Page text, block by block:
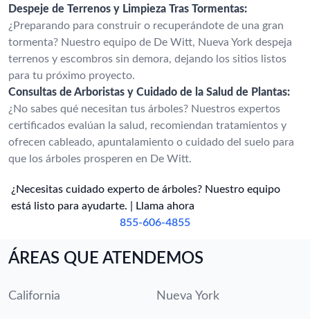
Despeje de Terrenos y Limpieza Tras Tormentas:
¿Preparando para construir o recuperándote de una gran
tormenta? Nuestro equipo de De Witt, Nueva York despeja
terrenos y escombros sin demora, dejando los sitios listos
para tu próximo proyecto.
Consultas de Arboristas y Cuidado de la Salud de Plantas:
¿No sabes qué necesitan tus árboles? Nuestros expertos
certificados evalúan la salud, recomiendan tratamientos y
ofrecen cableado, apuntalamiento o cuidado del suelo para
que los árboles prosperen en De Witt.
¿Necesitas cuidado experto de árboles? Nuestro equipo
está listo para ayudarte. | Llama ahora
855-606-4855
ÁREAS QUE ATENDEMOS
California Nueva York